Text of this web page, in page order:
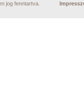
jog fenntartva.